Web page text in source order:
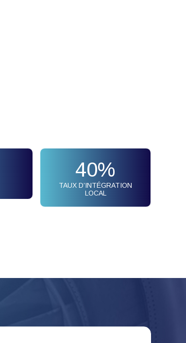
40%
TAUX D’INTÉGRATION
LOCAL